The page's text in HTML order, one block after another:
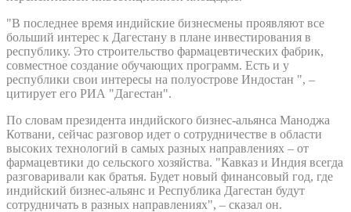
"В последнее время индийские бизнесмены проявляют все
больший интерес к Дагестану в плане инвестирования в
республику. Это строительство фармацевтических фабрик,
совместное создание обучающих программ. Есть и у
республики свои интересы на полуострове Индостан ", –
цитирует его РИА "Дагестан".
По словам президента индийского бизнес-альянса Маноджа
Котвани, сейчас разговор идет о сотрудничестве в области
высоких технологий в самых разных направлениях – от
фармацевтики до сельского хозяйства. "Кавказ и Индия всегда
разговаривали как братья. Будет новый финансовый год, где
индийский бизнес-альянс и Республика Дагестан будут
сотрудничать в разных направлениях", – сказал он.